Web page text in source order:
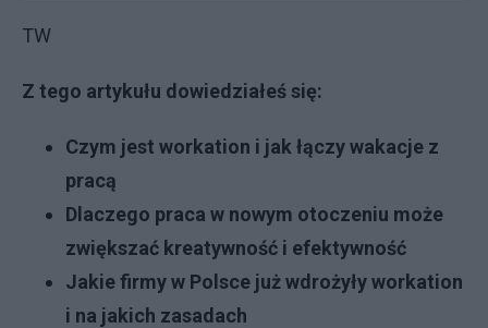
TW
Z tego artykułu dowiedziałeś się:
Czym jest workation i jak łączy wakacje z
pracą
Dlaczego praca w nowym otoczeniu może
zwiększać kreatywność i efektywność
Jakie firmy w Polsce już wdrożyły workation
i na jakich zasadach